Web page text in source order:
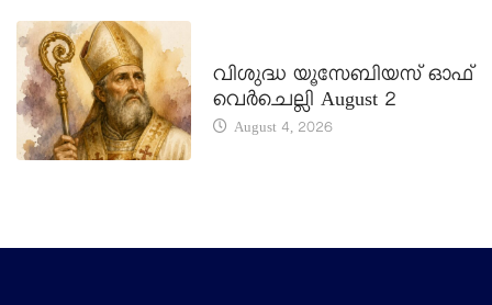
വിശുദ്ധ യൂസേബിയസ് ഓഫ്
വെർചെല്ലി August 2
August 4, 2026